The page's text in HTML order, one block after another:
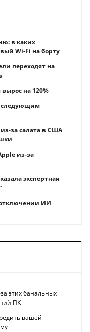
в каких
Wi-Fi на борту
переходят на
на 120%
следующим
за салата в США
из-за
экспертная
ИИ
этих банальных
ПК
вашей